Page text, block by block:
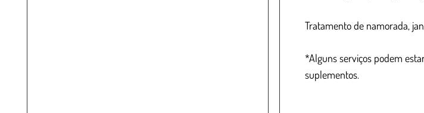
Tratamento de namorada,
*Alguns serviços podem
suplementos.